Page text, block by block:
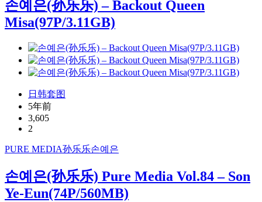
손예은(孙乐乐) – Backout Queen
Misa(97P/3.11GB)
日韩套图
5年前
3,605
2
PURE MEDIA孙乐乐손예은
손예은(孙乐乐) Pure Media Vol.84 – Son
Ye-Eun(74P/560MB)